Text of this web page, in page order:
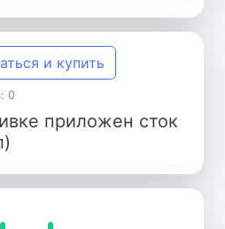
и купить
0
приложен сток